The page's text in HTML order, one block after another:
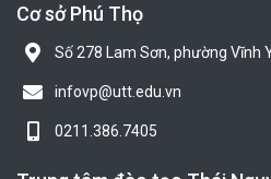
Cơ sở Phú Thọ
Số 278 Lam Sơn, phường Vĩnh
infovp@utt.edu.vn
0211.386.7405